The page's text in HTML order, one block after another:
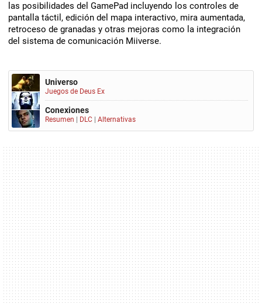
las posibilidades del GamePad incluyendo los controles de
pantalla táctil, edición del mapa interactivo, mira aumentada,
retroceso de granadas y otras mejoras como la integración
del sistema de comunicación Miiverse.
Universo
Juegos de Deus Ex
Conexiones
Resumen DLC Alternativas